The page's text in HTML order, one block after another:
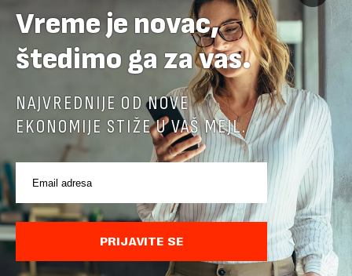
Belgija najveći izvoznik piva u EU
Belgija je prošle godine izvezla u zemlje u i van EU 1,5 milijardi
litara piva sa alkoholom i bila je najveći izvoznik u bloku,
Vreme je novac,
štedimo ga za vas.
NAJVREDNIJE OD NOVE
EKONOMIJE STIŽE U VAŠ MEJL.
PRIJAVITE SE